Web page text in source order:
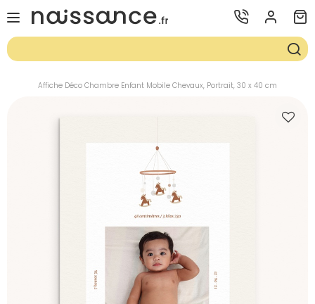
Affiche Déco Chambre Enfant Mobile Chevaux, Portrait, 30 x 40 cm